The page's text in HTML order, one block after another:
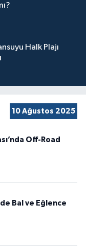
Halk Plajı
10 Ağustos 2025
Off-Road
Bal ve Eğlence